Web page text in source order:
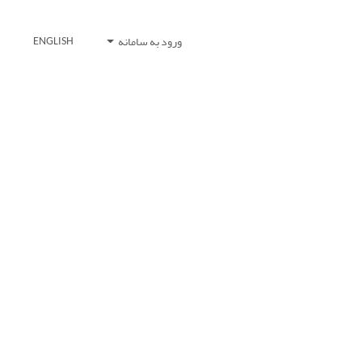
ورود به سامانه ENGLISH